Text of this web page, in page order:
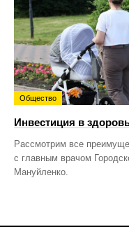
Общество
Инвестиция в
Рассмотрим все
с главным врачом
Мануйленко.